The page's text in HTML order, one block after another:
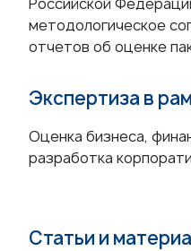
методологическое
отчетов об оценке
Экспертиза в
Оценка бизнеса,
разработка
Статьи и